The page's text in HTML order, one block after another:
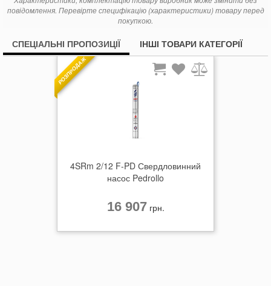
повідомлення. Перевірте специфікацію (характеристики) товару перед
покупкою.
СПЕЦІАЛЬНІ ПРОПОЗИЦІЇ ІНШІ ТОВАРИ КАТЕГОРІЇ
РОЗПРОДАЖ
4SRm 2/12 F-PD Свердловинний
насос Pedrollo
16 907 грн.